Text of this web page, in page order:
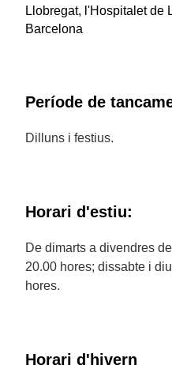
Llobregat, l'Hospitalet de
Barcelona
Període de
Dilluns i festius.
Horari d'estiu:
De dimarts a divendres
20.00 hores; dissabte i
hores.
Horari d'hivern